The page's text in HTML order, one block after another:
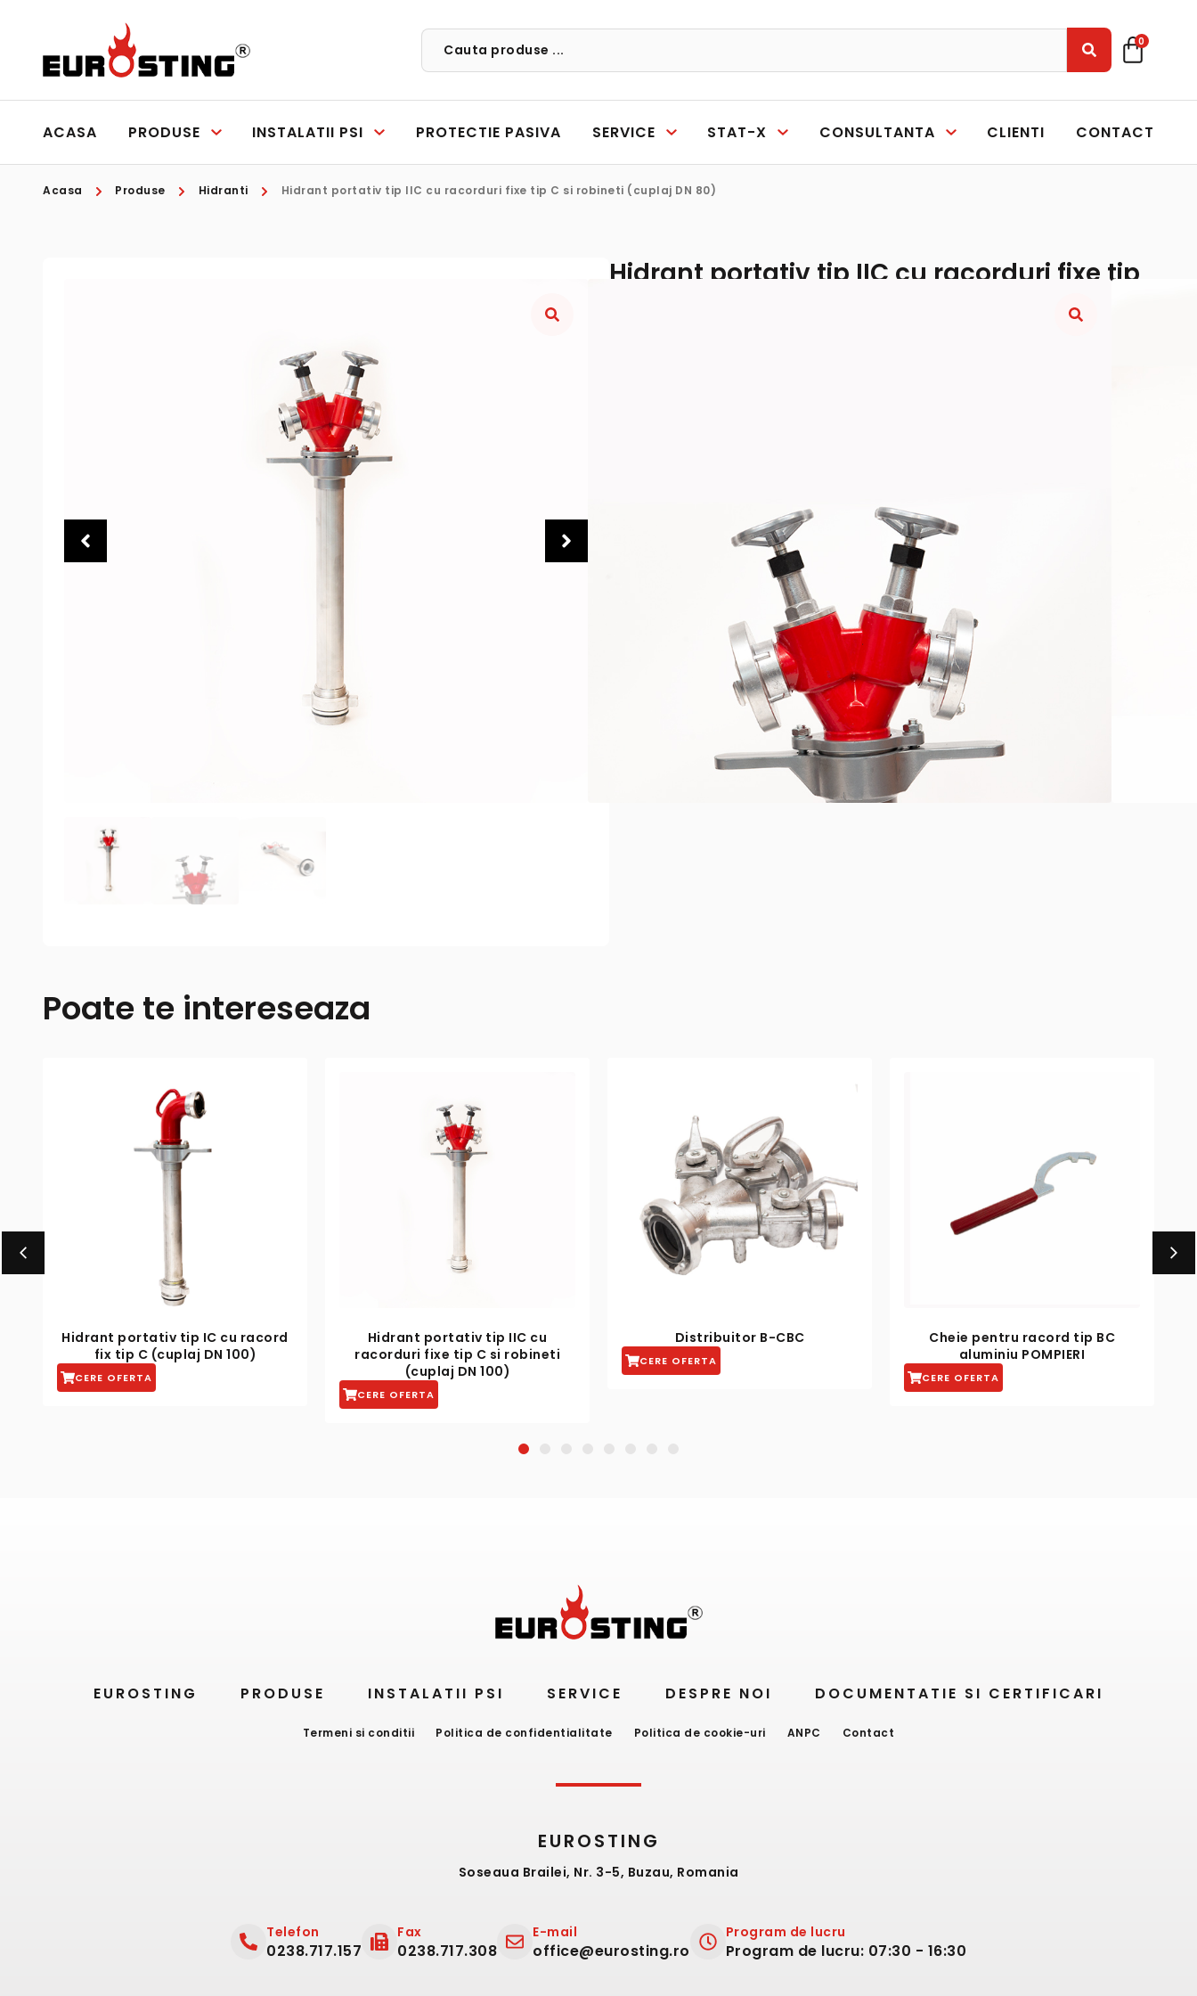
0
ACASA PRODUSE INSTALATII PSI PROTECTIE PASIVA SERVICE STAT-X CONSULTANTA CLIENTI CONTACT
Acasa Produse Hidranti Hidrant portativ tip IIC cu racorduri fixe tip C si robineti (cuplaj DN 80)
Hidrant portativ tip IIC cu racorduri fixe tip
10 bar; DN 80
Temperatura maxima de functionare:40 ̊C;
Poate te intereseaza
Hidrant portativ tip IIC cu
racorduri fixe tip C si robineti
(cuplaj DN 100)
CERE OFERTA
Distribuitor B-CBC
CERE OFERTA
Cheie pentru racord tip BC
aluminiu POMPIERI
CERE OFERTA
Vana sertar pana cauciucat PN
10/16 – DN 400
CERE OFERTA
3
EUROSTING PRODUSE INSTALATII PSI SERVICE DESPRE NOI DOCUMENTATIE SI CERTIFICARI
Termeni si conditii Politica de confidentialitate Politica de cookie-uri ANPC Contact
EUROSTING
Soseaua Brailei, Nr. 3-5, Buzau, Romania
Telefon
0238.717.157
Fax
0238.717.308
E-mail
office@eurosting.ro
Program de lucru
Program de lucru: 07:30 - 16:30